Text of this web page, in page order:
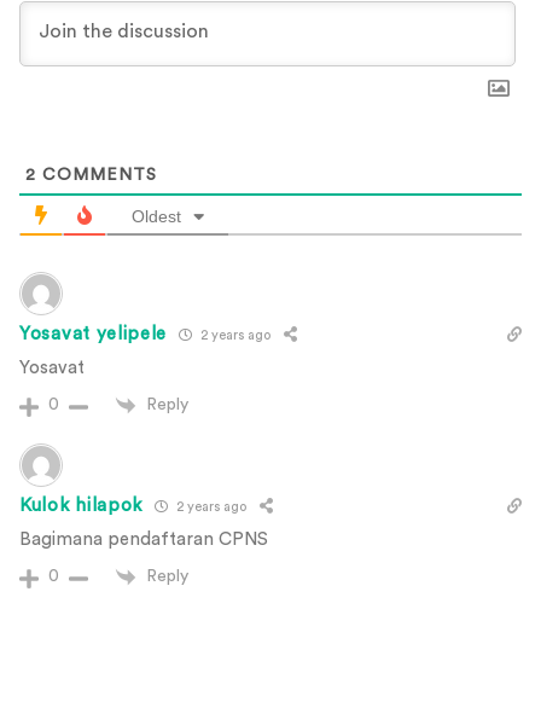
2 COMMENTS
Oldest
Yosavat yelipele 2 years ago
Yosavat
0 Reply
Kulok hilapok 2 years ago
Bagimana pendaftaran CPNS
0 Reply